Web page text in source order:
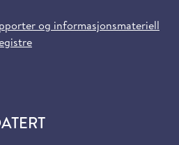
og informasjonsmateriell